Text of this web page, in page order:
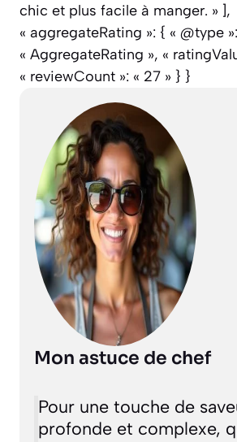
chic et plus facile à manger. » ],
« aggregateRating »: { « @type »:
« AggregateRating », «
« reviewCount »: « 27 » } }
Mon astuce de chef
Pour une touche de
profonde et complexe,